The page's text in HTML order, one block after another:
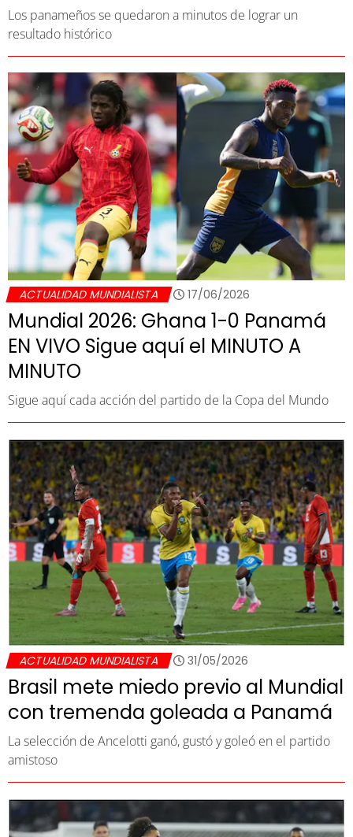
Los panameños se quedaron a minutos de lograr un
resultado histórico
ACTUALIDAD MUNDIALISTA 17/06/2026
Mundial 2026: Ghana 1-0 Panamá
EN VIVO Sigue aquí el MINUTO A
MINUTO
Sigue aquí cada acción del partido de la Copa del Mundo
ACTUALIDAD MUNDIALISTA 31/05/2026
Brasil mete miedo previo al Mundial
con tremenda goleada a Panamá
La selección de Ancelotti ganó, gustó y goleó en el partido
amistoso